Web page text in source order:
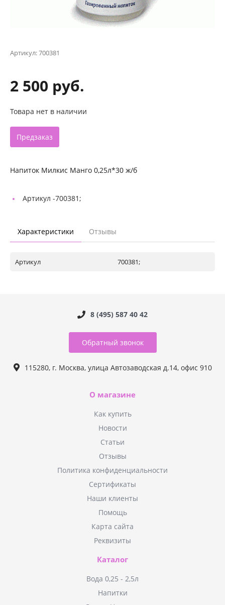
Артикул:700381
2 500 руб.
Товара нет в наличии
Предзаказ
Напиток Милкис Манго 0,25л*30 ж/б
Артикул -700381;
Характеристики Отзывы
Артикул 700381;
8 (495) 587 40 42
Обратный звонок
115280, г. Москва, улица Автозаводская д.14, офис 910
О магазине
Как купить
Новости
Статьи
Отзывы
Политика конфиденциальности
Сертификаты
Наши клиенты
Помощь
Карта сайта
Реквизиты
Каталог
Вода 0,25 - 2,5л
Напитки